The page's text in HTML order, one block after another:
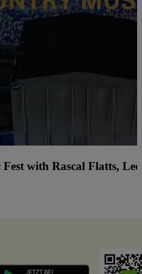
with Rascal Flatts,